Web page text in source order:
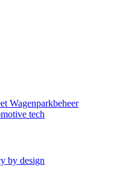
Wagenparkbeheer
tech
by design